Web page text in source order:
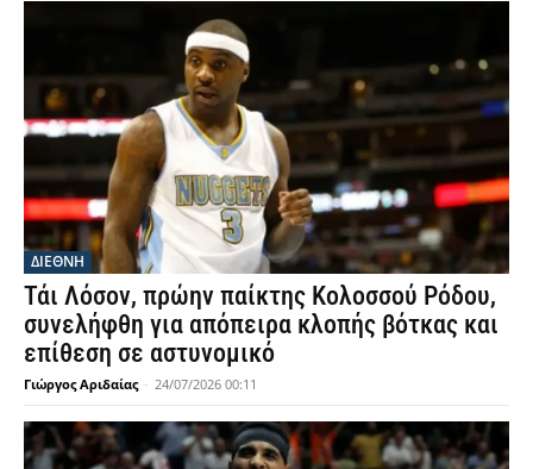
ΔΙΕΘΝΗ
Τάι Λόσον, πρώην παίκτης Κολοσσού Ρόδου,
συνελήφθη για απόπειρα κλοπής βότκας και
επίθεση σε αστυνομικό
Γιώργος Αριδαίας - 24/07/2026 00:11